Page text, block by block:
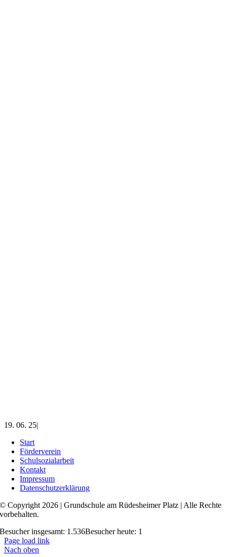
19. 06. 25|
Start
Förderverein
Schulsozialarbeit
Kontakt
Impressum
Datenschutzerklärung
© Copyright 2026 | Grundschule am Rüdesheimer Platz | Alle Rechte
vorbehalten.
Besucher insgesamt: 1.536Besucher heute: 1
Page load link
Nach oben